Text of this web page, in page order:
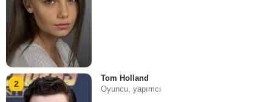
2
Tom Holland
Oyuncu, yapımcı